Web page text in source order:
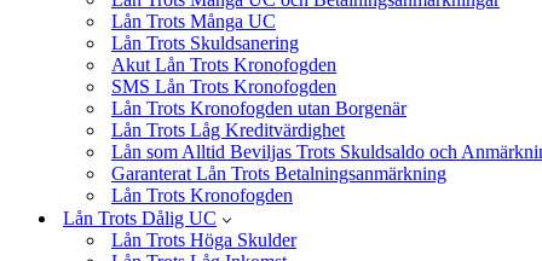
Lån Trots Många UC
Lån Trots Skuldsanering
Akut Lån Trots Kronofogden
SMS Lån Trots Kronofogden
Lån Trots Kronofogden utan Borgenär
Lån Trots Låg Kreditvärdighet
Lån som Alltid Beviljas Trots Skuldsaldo och
Garanterat Lån Trots Betalningsanmärkning
Lån Trots Kronofogden
Lån Trots Dålig UC
Lån Trots Höga Skulder